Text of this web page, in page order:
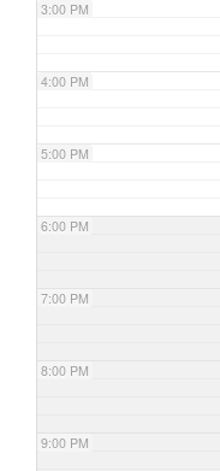
3:00 PM
4:00 PM
5:00 PM
6:00 PM
7:00 PM
8:00 PM
9:00 PM